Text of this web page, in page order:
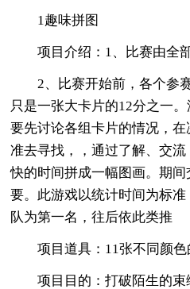
1趣味拼图
项目介绍：1、比赛由全部
2、比赛开始前，各个参
只是一张大卡片的12分之一
要先讨论各组卡片的情况，
准去寻找，，通过了解、交
快的时间拼成一幅图画。期
要。此游戏以统计时间为标
队为第一名，往后依此类推
项目道具：11张不同颜色
项目目的：打破陌生的束